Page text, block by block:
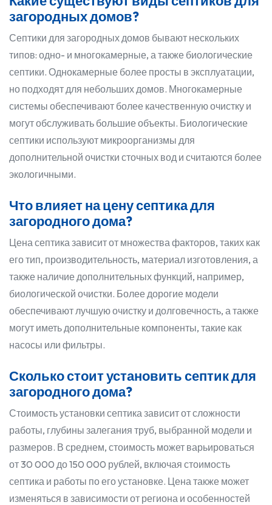
загородных домов?
Септики для загородных домов бывают нескольких
типов: одно- и многокамерные, а также биологические
септики. Однокамерные более просты в эксплуатации,
но подходят для небольших домов. Многокамерные
системы обеспечивают более качественную очистку и
могут обслуживать большие объекты. Биологические
септики используют микроорганизмы для
дополнительной очистки сточных вод и считаются более
экологичными.
Что влияет на цену септика для
загородного дома?
Цена септика зависит от множества факторов, таких как
его тип, производительность, материал изготовления, а
также наличие дополнительных функций, например,
биологической очистки. Более дорогие модели
обеспечивают лучшую очистку и долговечность, а также
могут иметь дополнительные компоненты, такие как
насосы или фильтры.
Сколько стоит установить септик для
загородного дома?
Стоимость установки септика зависит от сложности
работы, глубины залегания труб, выбранной модели и
размеров. В среднем, стоимость может варьироваться
от 30 000 до 150 000 рублей, включая стоимость
септика и работы по его установке. Цена также может
изменяться в зависимости от региона и особенностей